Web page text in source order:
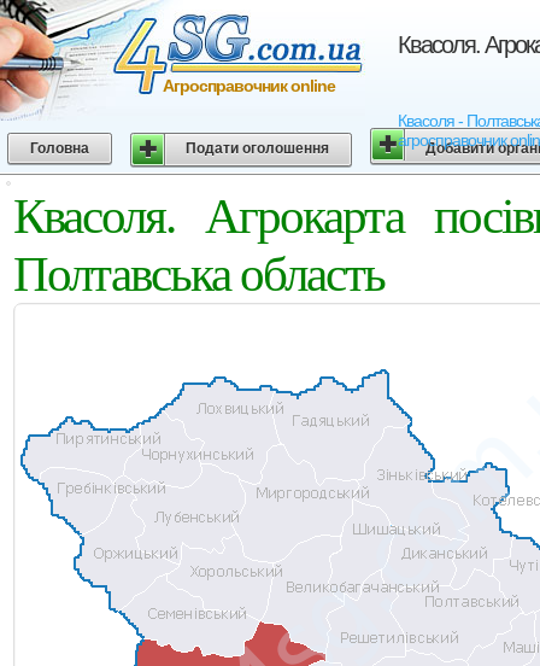
Квасоля.
Квасоля -
агросправочник
Агросправочник online
Головна Подати оголошення Добавити
Квасоля. Агрокарта
Полтавська область